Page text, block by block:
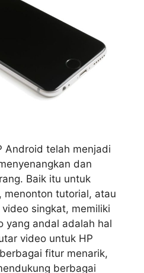
Android telah menjadi
dan
Baik itu untuk
menonton tutorial, atau
singkat, memiliki
yang andal adalah hal
video untuk HP
fitur menarik,
berbagai